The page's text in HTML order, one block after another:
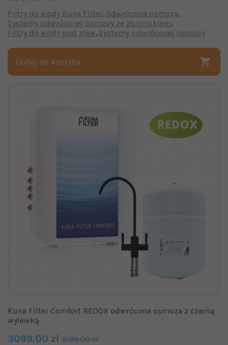
Filtry do wody Kuna Filter Odwrócona osmoza
Systemy odwróconej osmozy ze zbiornikiem
Filtry do wody pod zlew Systemy odwróconej osmozy
Dodaj do koszyka
Kuna Filter Comfort REDOX odwrócona osmoza z czarną
wylewką
3099.00 zł 3199.00 zł